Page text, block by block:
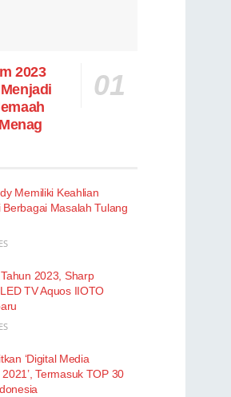
2023
Memiliki Keahlian
Berbagai Masalah Tulang
2023, Sharp
TV Aquos IIOTO
‘Digital Media
Termasuk TOP 30